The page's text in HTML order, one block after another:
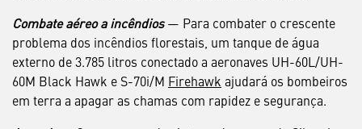
Combate aéreo a incêndios— Para combater o crescente
problema dos incêndios florestais, um tanque de água
externo de 3.785 litros conectado a aeronaves UH-60L/UH-
60M Black Hawk e S-70i/M Firehawk ajudará os bombeiros
em terra a apagar as chamas com rapidez e segurança.